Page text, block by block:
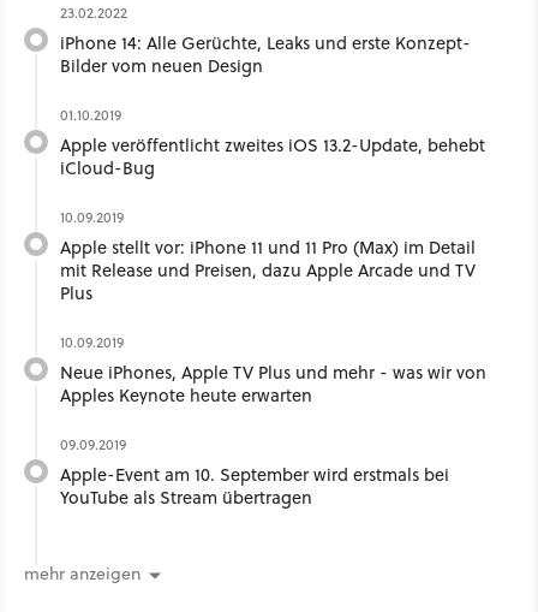
23.02.2022
iPhone 14: Alle Gerüchte, Leaks und erste Konzept-
Bilder vom neuen Design
01.10.2019
Apple veröffentlicht zweites iOS 13.2-Update, behebt
iCloud-Bug
10.09.2019
Apple stellt vor: iPhone 11 und 11 Pro (Max) im Detail
mit Release und Preisen, dazu Apple Arcade und TV
Plus
10.09.2019
Neue iPhones, Apple TV Plus und mehr - was wir von
Apples Keynote heute erwarten
09.09.2019
Apple-Event am 10. September wird erstmals bei
YouTube als Stream übertragen
mehr anzeigen